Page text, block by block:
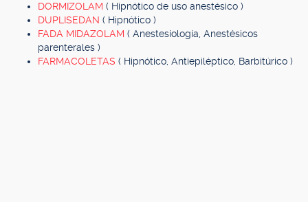
DORMIZOLAM ( Hipnótico de uso anestésico )
DUPLISEDAN ( Hipnótico )
FADA MIDAZOLAM ( Anestesiología, Anestésicos
parenterales )
FARMACOLETAS ( Hipnótico, Antiepiléptico, Barbitúrico )